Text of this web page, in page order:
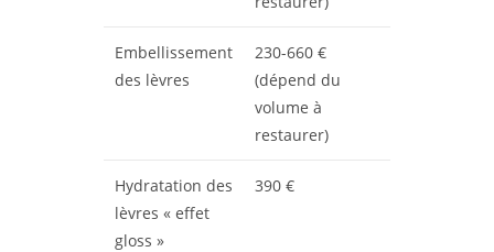
Embellissement
des lèvres
230-660 €
(dépend du
volume à
restaurer)
Hydratation des
lèvres « effet
gloss »
390 €